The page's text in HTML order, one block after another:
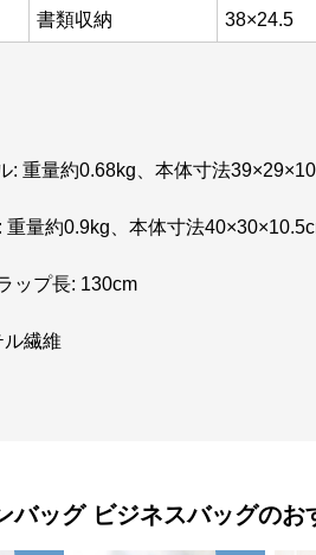
書類収納 38×24.5
: 重量約0.68kg、本体寸法
重量約0.9kg、本体寸法
ップ長: 130cm
繊維
バッグ ビジネスバッグのお